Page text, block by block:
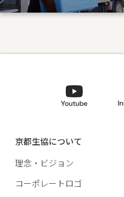
京都生協について
理念・ビジョン
コーポレートロゴ